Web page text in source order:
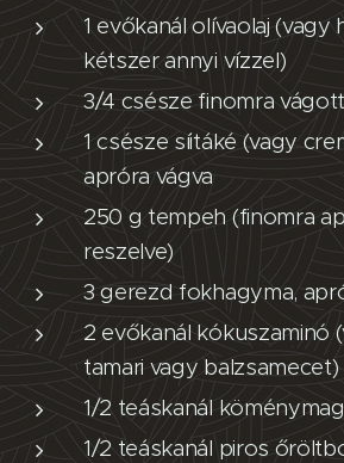
1 evőkanál olívaolaj
kétszer annyi vízzel)
3/4 csésze finomra
1 csésze síitáké (vagy
apróra vágva
250 g tempeh (finomra
reszelve)
3 gerezd fokhagyma,
2 evőkanál kókuszaminó
tamari vagy balzsamecet)
1/2 teáskanál köménymag
1/2 teáskanál piros